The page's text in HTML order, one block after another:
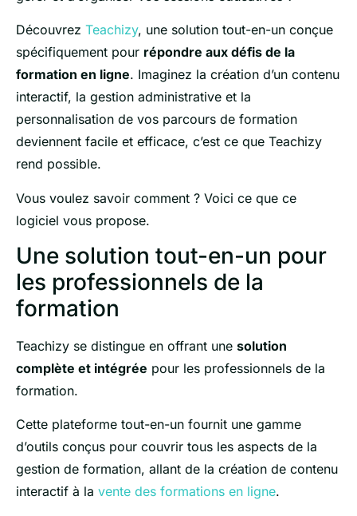
Découvrez Teachizy, une solution tout-en-un conçue
spécifiquement pour répondre aux défis de la
formation en ligne. Imaginez la création d’un contenu
interactif, la gestion administrative et la
personnalisation de vos parcours de formation
deviennent facile et efficace, c’est ce que Teachizy
rend possible.
Vous voulez savoir comment ? Voici ce que ce
logiciel vous propose.
Une solution tout-en-un pour
les professionnels de la
formation
Teachizy se distingue en offrant une solution
complète et intégrée pour les professionnels de la
formation.
Cette plateforme tout-en-un fournit une gamme
d’outils conçus pour couvrir tous les aspects de la
gestion de formation, allant de la création de contenu
interactif à la vente des formations en ligne.